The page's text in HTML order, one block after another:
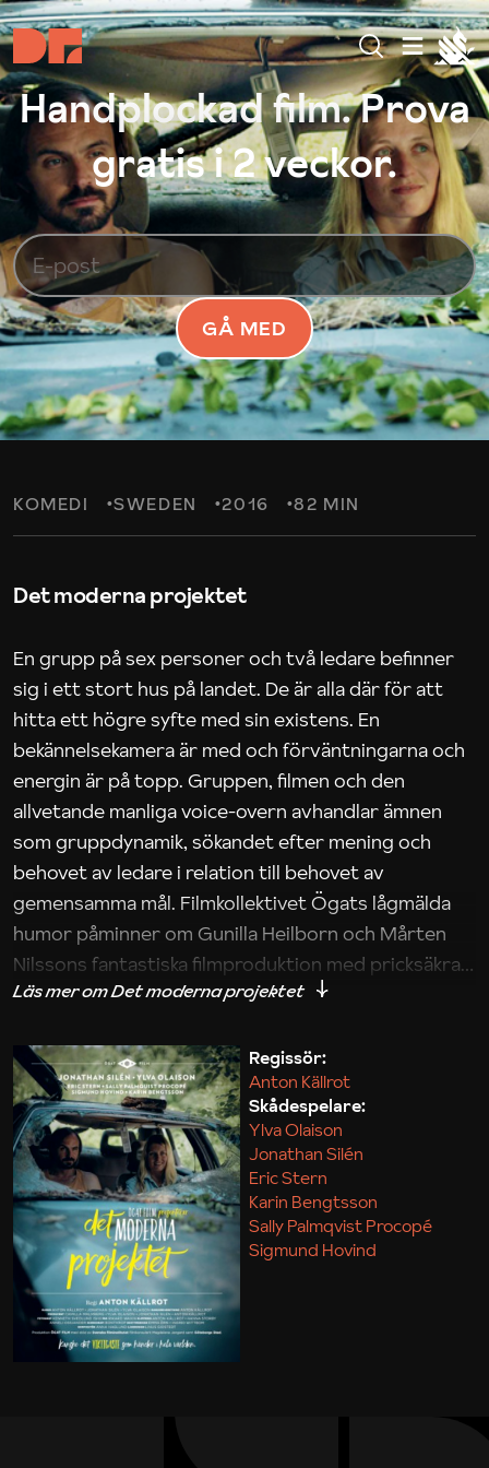
Handplockad film. Prova
gratis i 2 veckor.
GÅ MED
KOMEDI SWEDEN 2016 82 MIN
Det moderna projektet
En grupp på sex personer och två ledare befinner
sig i ett stort hus på landet. De är alla där för att
hitta ett högre syfte med sin existens. En
bekännelsekamera är med och förväntningarna och
energin är på topp. Gruppen, filmen och den
allvetande manliga voice-overn avhandlar ämnen
som gruppdynamik, sökandet efter mening och
behovet av ledare i relation till behovet av
gemensamma mål. Filmkollektivet Ögats lågmälda
humor påminner om Gunilla Heilborn och Mårten
Nilssons fantastiska filmproduktion med pricksäkra
iakttagelser om hur svårt det kan vara att omsätta
Maja Kekonius
Regissör:
Anton Källrot
Skådespelare:
Ylva Olaison
Jonathan Silén
Eric Stern
Karin Bengtsson
Sally Palmqvist Procopé
Sigmund Hovind